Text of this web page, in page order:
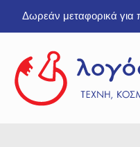
Δωρεάν μεταφορικά